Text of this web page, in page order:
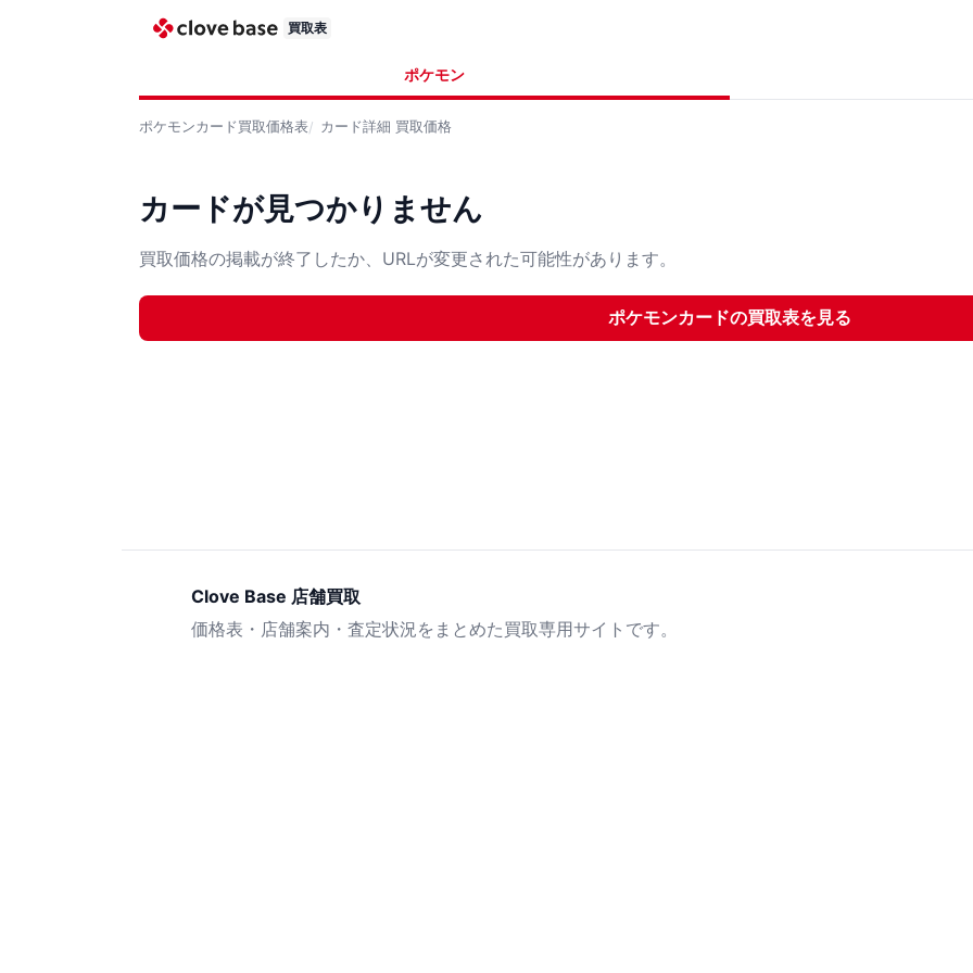
買取表
ポケモン
ポケモンカード買取価格表 カード詳細 買取価格
カードが見つかりません
買取価格の掲載が終了したか、URLが変更された可能性があります。
ポケモンカードの買取表を見る
Clove Base 店舗買取
価格表・店舗案内・査定状況をまとめた買取専用サイトです。